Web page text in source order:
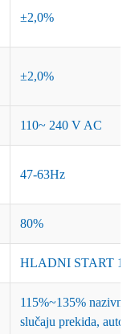
±2,0%
±2,0%
110~ 240 V AC
47-63Hz
80%
HLADNI START
115%~135% nazivne
slučaju prekida,